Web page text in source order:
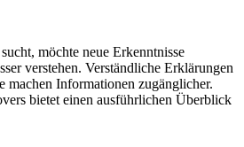
möchte neue Erkenntnisse
verstehen. Verständliche Erklärungen
machen Informationen zugänglicher.
bietet einen ausführlichen Überblick